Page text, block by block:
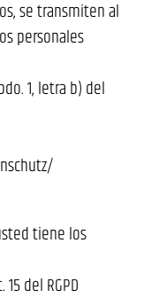
se transmiten al
personales
1, letra b) del
tiene los
del RGPD